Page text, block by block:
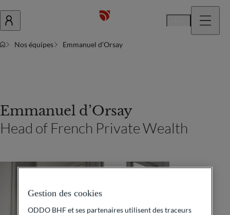
Nos équipes Emmanuel d’Orsay
Emmanuel d’Orsay
Head of French Private Wealth
Gestion des cookies
ODDO BHF et ses partenaires utilisent des traceurs